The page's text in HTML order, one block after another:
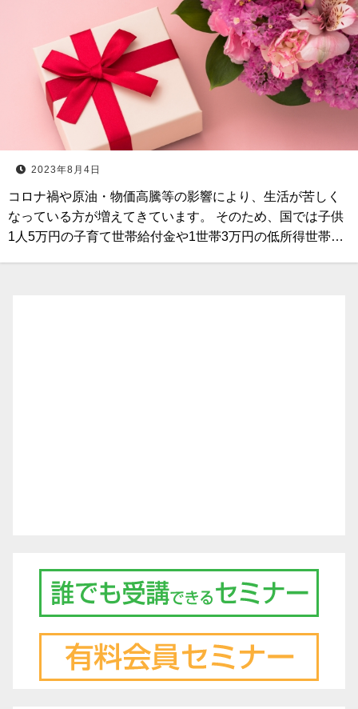
2023年8月4日
コロナ禍や原油・物価高騰等の影響により、生活が苦しく
なっている方が増えてきています。 そのため、国では子供
1人5万円の子育て世帯給付金や1世帯3万円の低所得世帯…